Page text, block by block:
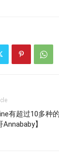
有超过10多种
】